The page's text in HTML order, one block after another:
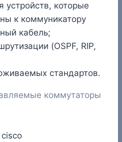
устройств, которые
к коммуникатору
кабель;
(OSPF, RIP,
стандартов.
коммутаторы